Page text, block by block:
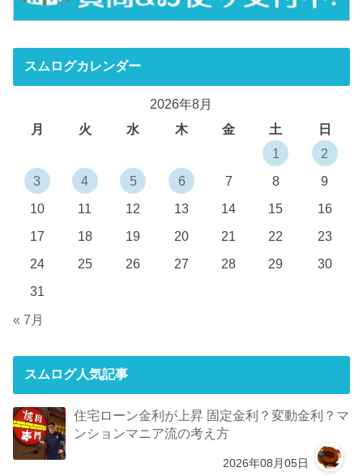
スムログカレンダー
2026年8月
月
火 水 木 金 土
日
1
2
3
4 5 6 7 8
9
10
11 12 13 14 15
16
17
18 19 20 21 22
23
24
25 26 27 28 29
30
31
« 7月
スムログ人気記事
住宅ローン金利が上昇 固定金利？変動金利？マ
ンションマニア流の考え方
2026年08月05日